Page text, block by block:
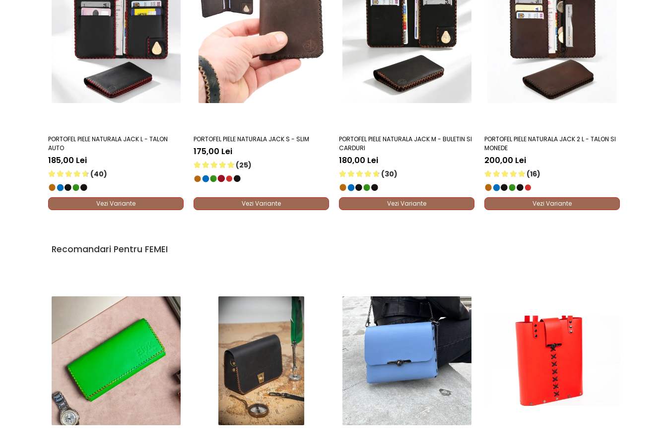
Piele de vită densă:Oferă o rezistență la întindere superioară altor tipuri de piele mai subțiri.
Dimensiuni geometrice reduse:Ocupă doar o fracțiune din spațiul unui portofel convențional de tip bifold mare.
Absența mecanismelor metalice:
Lipsa capselor sau a fermoarelor garantează zero riscuri de blocare sau defecțiuni mecanice.
Frecare optimizată:Suprafața pielii oferă aderență în interiorul buzunarului, dar permite extragerea ușoară la nevoie.
Margini șlefuite cu grijă:
Marginile portofelului sunt tratate pentru a preveni desfacerea fibrelor de piele în timp.
Sistem de fixare prin tensiune: Pielea exercită o presiune naturală constantă asupra cardurilor, menținându-le stabile.
Grosime structurală minimă:Straturile de piele sunt subțiate la margini pentru a asigura cel mai subțire profil bifold posibil.
PORTOFEL PIELE NATURALA JACK L - TALON
AUTO
185,00 Lei
(40)
Vezi Variante
PORTOFEL PIELE NATURALA JACK S - SLIM
175,00 Lei
(25)
Vezi Variante
PORTOFEL PIELE NATURALA JACK M - BULETIN SI
CARDURI
180,00 Lei
(30)
Vezi Variante
PORTOFEL PIELE NATURALA JACK 2 L - TALON SI
MONEDE
200,00 Lei
(16)
Vezi Variante
Recomandari Pentru FEMEI